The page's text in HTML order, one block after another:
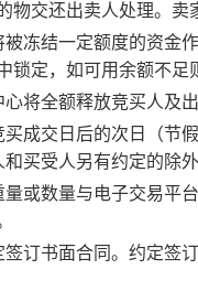
物交还出卖人处理。
冻结一定额度的资金
锁定，如可用余额不足
将全额释放竞买人及
成交日后的次日（节
买受人另有约定的除
或数量与电子交易平
订书面合同。约定签